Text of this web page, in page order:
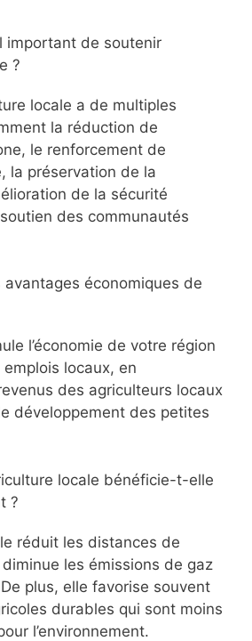
important de soutenir
?
locale a de multiples
la réduction de
le renforcement de
la préservation de la
de la sécurité
des communautés
économiques de
l’économie de votre région
locaux, en
des agriculteurs locaux
développement des petites
locale bénéficie-t-elle
?
réduit les distances de
les émissions de gaz
plus, elle favorise souvent
durables qui sont moins
l’environnement.